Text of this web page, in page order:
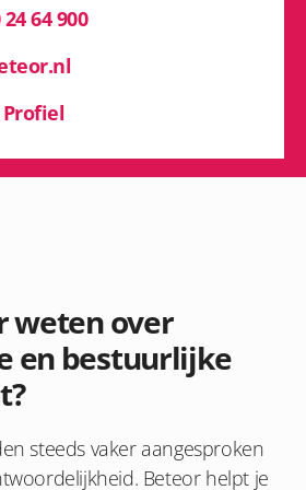
64 900
weten over
en bestuurlijke
steeds vaker aangesproken
Beteor helpt je